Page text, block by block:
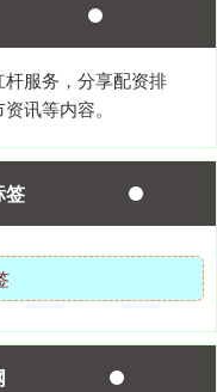
+47.56 +1.35%
+12.30 +0.17%
服务，分享配资排
讯等内容。
签